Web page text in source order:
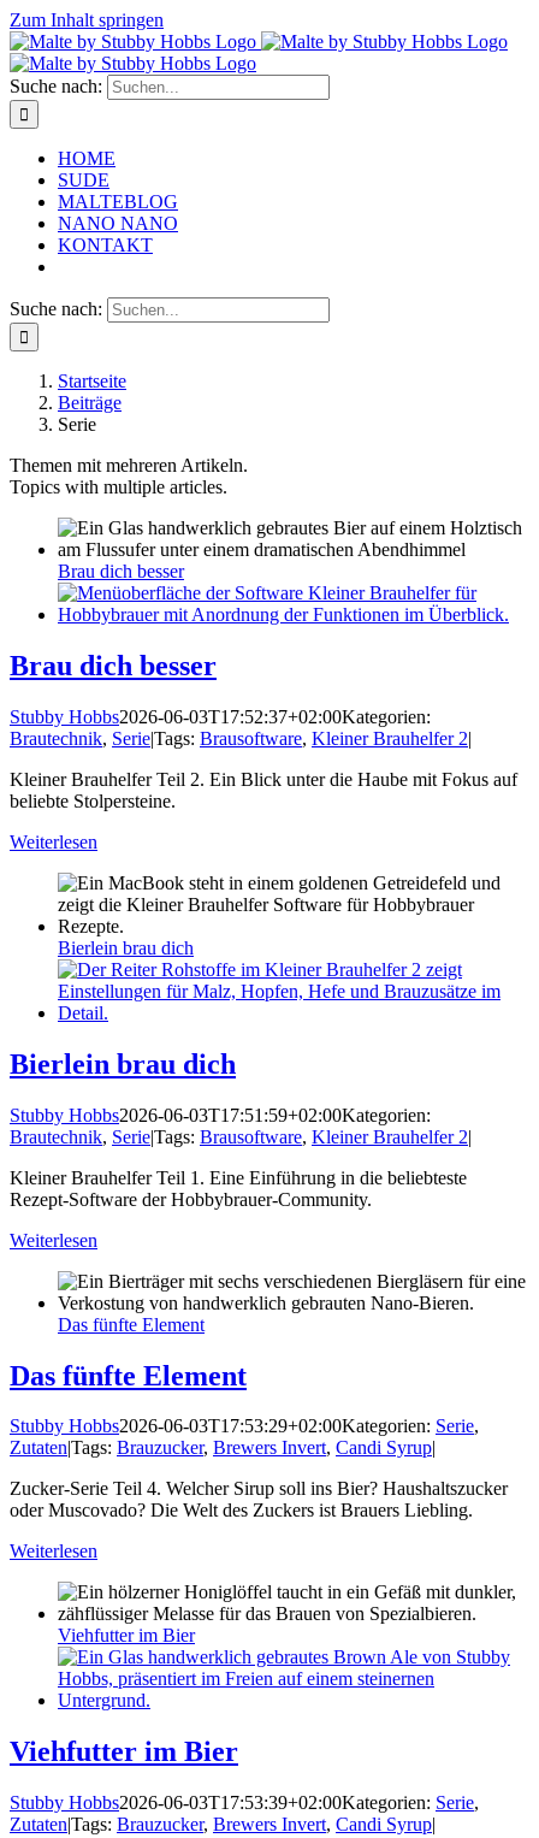
Zum Inhalt springen
Suche nach:
HOME
SUDE
MALTEBLOG
NANO NANO
KONTAKT
Suche nach:
Startseite
Beiträge
Serie
Themen mit mehreren Artikeln.
Topics with multiple articles.
Brau dich besser
Brau dich besser
Stubby Hobbs2026-06-03T17:52:37+02:00Kategorien:
Brautechnik, Serie|Tags: Brausoftware, Kleiner Brauhelfer 2|
Kleiner Brauhelfer Teil 2. Ein Blick unter die Haube mit Fokus auf
beliebte Stolpersteine.
Weiterlesen
Bierlein brau dich
Bierlein brau dich
Stubby Hobbs2026-06-03T17:51:59+02:00Kategorien:
Brautechnik, Serie|Tags: Brausoftware, Kleiner Brauhelfer 2|
Kleiner Brauhelfer Teil 1. Eine Einführung in die beliebteste
Rezept-Software der Hobbybrauer-Community.
Weiterlesen
Das fünfte Element
Das fünfte Element
Stubby Hobbs2026-06-03T17:53:29+02:00Kategorien: Serie,
Zutaten|Tags: Brauzucker, Brewers Invert, Candi Syrup|
Zucker-Serie Teil 4. Welcher Sirup soll ins Bier? Haushaltszucker
oder Muscovado? Die Welt des Zuckers ist Brauers Liebling.
Weiterlesen
Viehfutter im Bier
Viehfutter im Bier
Stubby Hobbs2026-06-03T17:53:39+02:00Kategorien: Serie,
Zutaten|Tags: Brauzucker, Brewers Invert, Candi Syrup|